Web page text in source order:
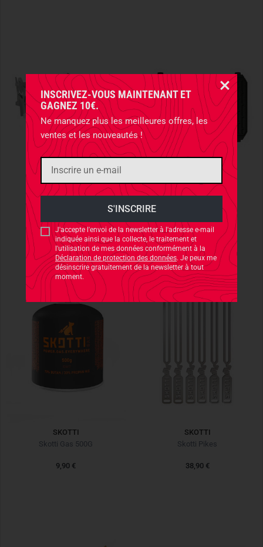
INSCRIVEZ-VOUS MAINTENANT ET
GAGNEZ 10€.
Ne manquez plus les meilleures offres, les
ventes et les nouveautés !
J'accepte l'envoi de la newsletter à l'adresse e-mail
indiquée ainsi que la collecte, le traitement et
l'utilisation de mes données conformément à la
Déclaration de protection des données. Je peux me
désinscrire gratuitement de la newsletter à tout
moment.
SKOTTI
78,90 €
SKOTTI
48,90 €
SKOTTI
Skotti Gas 500G
9,90 €
SKOTTI
Skotti Pikes
38,90 €